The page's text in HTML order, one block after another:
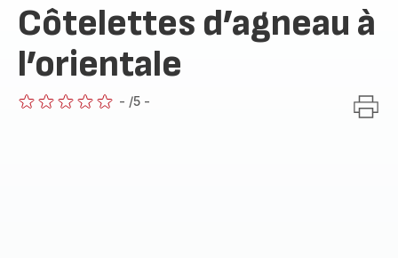
Côtelettes d’agneau à
l’orientale
- /5 -